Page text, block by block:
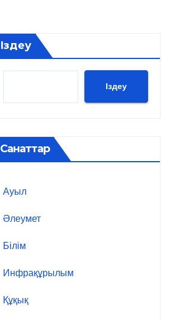
Іздеу
Іздеу
Санаттар
Ауыл
Әлеумет
Білім
Инфрақұрылым
Құқық